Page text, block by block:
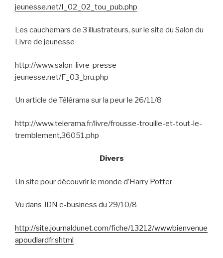
jeunesse.net/I_02_02_tou_pub.php
Les cauchemars de 3 illustrateurs, sur le site du Salon du
Livre de jeunesse
http://www.salon-livre-presse-
jeunesse.net/F_03_bru.php
Un article de Télérama sur la peur le 26/11/8
http://www.telerama.fr/livre/frousse-trouille-et-tout-le-
tremblement,36051.php
Divers
Un site pour découvrir le monde d’Harry Potter
Vu dans JDN e-business du 29/10/8
http://site.journaldunet.com/fiche/13212/wwwbienvenue
apoudlardfr.shtml